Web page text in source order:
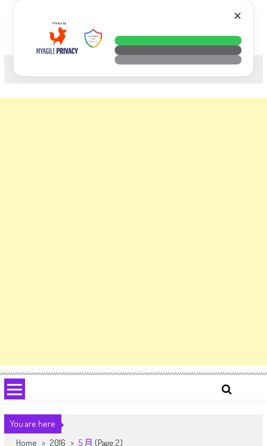
科技. 生活. 攝影.
You are here
Home > 2016 > 5 月 (Page 2)
✕